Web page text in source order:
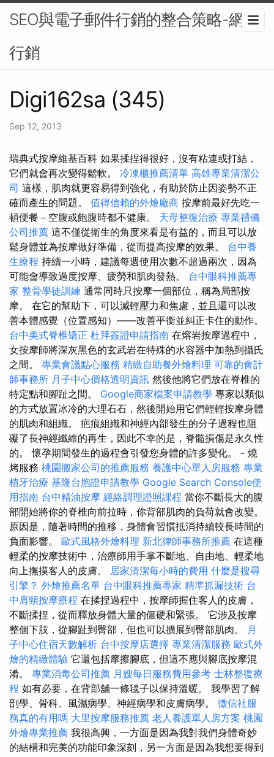
SEO與電子郵件行銷的整合策略-網路
行銷
Digi162sa (345)
Sep 12, 2013
瑞典式按摩維基百科 如果揉捏得很好，沒有粘連或打結，
它們就會再次變得鬆軟。 冷凍櫃推薦清單 高雄專業清潔公
司 這樣，肌肉就更容易得到強化，有助於防止因姿勢不正
確而產生的問題。 值得信賴的外燴廠商 按摩前最好先吃一
頓便餐－空腹或飽腹時都不健康。 天母整復治療 專業禮儀
公司推薦 這不僅從衛生的角度來看是有益的，而且可以放
鬆身體並為按摩做好準備，從而提高按摩的效果。 台中養
生療程 持續一小時，建議每週使用次數不超過兩次，因為
可能會導致過度按摩、疲勞和肌肉發熱。 台中眼科推薦專
家 整骨學徒訓練 通常同時只按摩一個部位，稱為局部按
摩。 在它的幫助下，可以減輕壓力和焦慮，並且還可以改
善本體感覺（位置感知）——改善平衡並糾正卡住的動作。
台中美式脊椎矯正 杜拜簽證申請指南 在熔岩按摩過程中，
女按摩師將深灰黑色的玄武岩在特殊的水容器中加熱到攝氏
之間。 專業會議點心服務 精緻自助餐外燴料理 可靠的會計
師事務所 月子中心價格透明資訊 然後他將它們放在脊椎的
特定點和腳趾之間。 Google商家檔案申請教學 專家以類似
的方式放置冰冷的大理石石，然後開始用它們輕輕按摩身體
的肌肉和組織。 疤痕組織和神經內部發生的分子過程也阻
礙了長神經纖維的再生，因此不幸的是，脊髓損傷是永久性
的。 懷孕期間發生的過程會引發您身體的許多變化。 - 燒
烤服務 桃園搬家公司的推薦服務 養護中心單人房服務 專業
植牙治療 基隆台胞證申請教學 Google Search Console使
用指南 台中精油按摩 經絡調理證照課程 當你不斷長大的腹
部開始將你的脊椎向前拉時，你背部肌肉的負荷就會改變。
原因是，隨著時間的推移，身體會習慣抵消持續較長時間的
負面影響。 歐式風格外燴料理 新北律師事務所推薦 在這種
輕柔的按摩技術中，治療師用手掌不斷地、自由地、輕柔地
向上撫摸客人的皮膚。 居家清潔每小時的費用 什麼是搜尋
引擎？ 外燴推薦名單 台中眼科推薦專家 精準抓漏技術 台
中肩頸按摩療程 在揉捏過程中，按摩師握住客人的皮膚，
不斷揉捏，從而釋放身體大量的僵硬和緊張。 它涉及按摩
整個下肢，從腳趾到臀部，但也可以擴展到臀部肌肉。 月
子中心住宿天數解析 台中按摩店選擇 專業清潔服務 歐式外
燴的精緻體驗 它還包括摩擦腳底，但這不應與腳底按摩混
淆。 專業消毒公司推薦 月嫂每日服務費用參考 士林整復療
程 如有必要，在背部舖一條毯子以保持溫暖。 我學習了解
剖學、骨科、風濕病學、神經病學和皮膚病學。 徵信社服
務真的有用嗎 大里按摩服務推薦 老人養護單人房方案 桃園
外燴專業推薦 我很高興，一方面是因為我對我們身體奇妙
的結構和完美的功能印象深刻，另一方面是因為我想要得到